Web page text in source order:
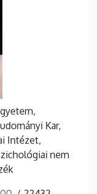
Kar,
Intézet,
nem